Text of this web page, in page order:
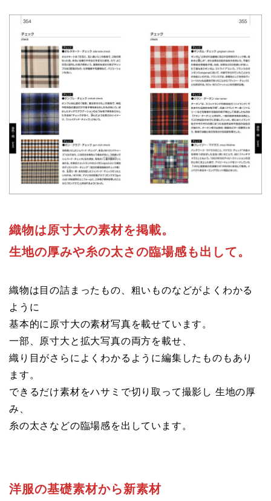
織物は原寸大の素材を掲載。
生地の厚みや糸の太さの臨場感も出して。
織物は目の詰まったもの、粗いものなどがよくわかる
ように
基本的に原寸大の素材写真を載せています。
一部、原寸大と拡大写真の両方を載せ、
織り目がさらによくわかるように編集したものもあり
ます。
できるだけ素材をハサミで切り取って撮影し 生地の厚
み、
糸の太さなどの臨場感を出しています。
洋服の基礎素材から新素材